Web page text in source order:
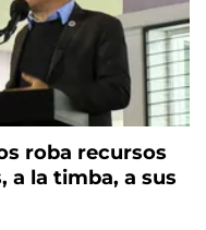
roba recursos
a la timba, a sus